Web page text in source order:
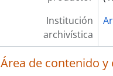
Institución
archivística
Área de contenido